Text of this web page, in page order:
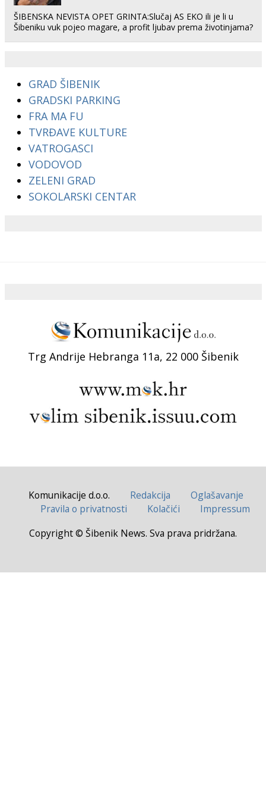
ŠIBENSKA NEVISTA OPET GRINTA:Slučaj AS EKO ili je li u
Šibeniku vuk pojeo magare, a profit ljubav prema životinjama?
GRAD ŠIBENIK
GRADSKI PARKING
FRA MA FU
TVRĐAVE KULTURE
VATROGASCI
VODOVOD
ZELENI GRAD
SOKOLARSKI CENTAR
Trg Andrije Hebranga 11a, 22 000 Šibenik
Komunikacije d.o.o. Redakcija
Oglašavanje
Pravila o privatnosti
Kolačići
Impressum
Copyright © Šibenik News. Sva prava pridržana.